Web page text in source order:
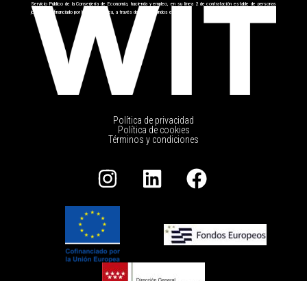
Servicio Público de la Conserjería de Economía, hacienda y empleo, en su línea 2 de contratación estable de personas
jóvenes cofinanciado por la Unión Europea, a través del FSE+ fondos europeos.
Política de privacidad
Política de cookies
Términos y condiciones